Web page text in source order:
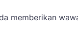
memberikan